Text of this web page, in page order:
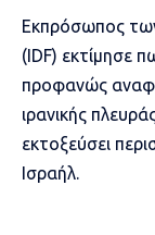
Εκπρόσωπος
(IDF) εκτίμησε
προφανώς
ιρανικής
εκτοξεύσει
Ισραήλ.